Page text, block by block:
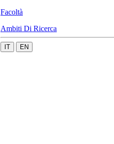
Facoltà
Ambiti Di Ricerca
IT EN